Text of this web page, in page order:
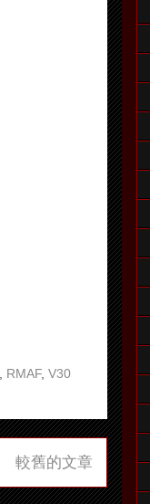
RMAF, V30
較舊的文章